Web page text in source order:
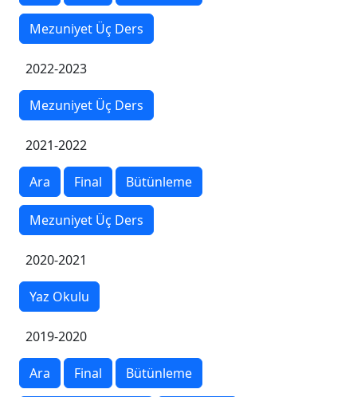
Mezuniyet Üç Ders
2022-2023
Mezuniyet Üç Ders
2021-2022
Ara Final Bütünleme
Mezuniyet Üç Ders
2020-2021
Yaz Okulu
2019-2020
Ara Final Bütünleme